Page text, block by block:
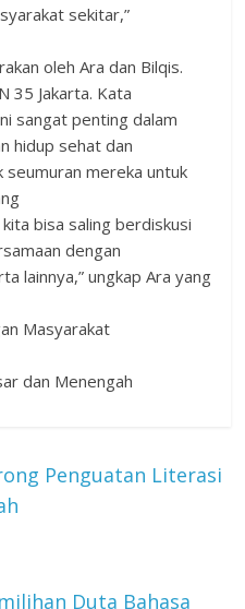
sekitar,”
oleh Ara dan Bilqis.
35 Jakarta. Kata
sangat penting dalam
hidup sehat dan
seumuran mereka untuk
bisa saling berdiskusi
dengan
lainnya,” ungkap Ara yang
Masyarakat
dan Menengah
Penguatan Literasi
Duta Bahasa